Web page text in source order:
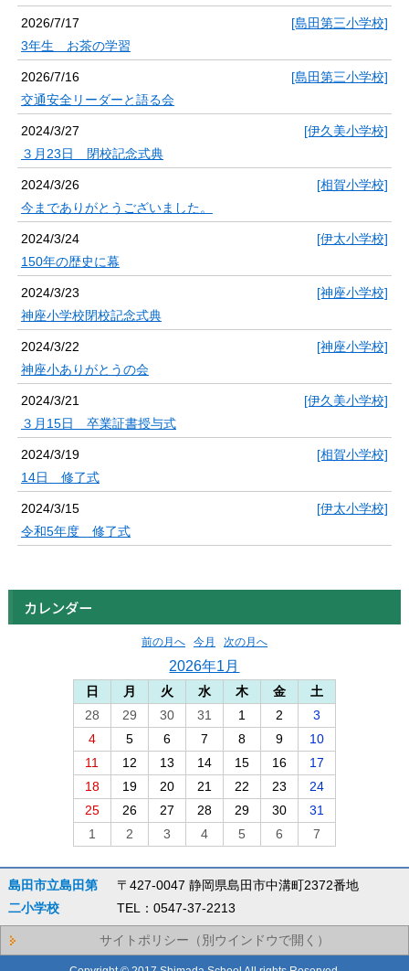
2026/7/17
[島田第三小学校]
3年生 お茶の学習
2026/7/16
[島田第三小学校]
交通安全リーダーと語る会
2024/3/27
[伊久美小学校]
３月23日 閉校記念式典
2024/3/26
[相賀小学校]
今までありがとうございました。
2024/3/24
[伊太小学校]
150年の歴史に幕
2024/3/23
[神座小学校]
神座小学校閉校記念式典
2024/3/22
[神座小学校]
神座小ありがとうの会
2024/3/21
[伊久美小学校]
３月15日 卒業証書授与式
2024/3/19
[相賀小学校]
14日 修了式
2024/3/15
[伊太小学校]
令和5年度 修了式
カレンダー
前の月へ 今月 次の月へ
2026年1月
日 月 火 水 木 金
土
28
29 30 31 1 2
3
4
5 6 7 8 9
10
11
12 13 14 15 16
17
18
19 20 21 22 23
24
25
26 27 28 29 30
31
1
2 3 4 5 6 7
島田市立島田第
二小学校
〒427-0047 静岡県島田市中溝町2372番地
TEL：0547-37-2213
サイトポリシー（別ウインドウで開く）